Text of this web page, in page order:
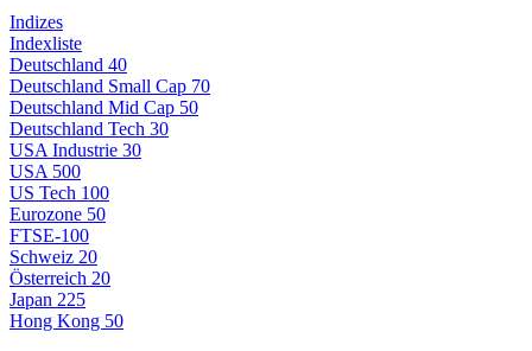
Indizes
Indexliste
Deutschland 40
Deutschland Small Cap 70
Deutschland Mid Cap 50
Deutschland Tech 30
USA Industrie 30
USA 500
US Tech 100
Eurozone 50
FTSE-100
Schweiz 20
Österreich 20
Japan 225
Hong Kong 50